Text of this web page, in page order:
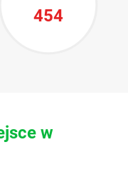
454
w